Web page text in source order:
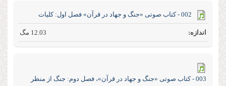
002 - کتاب صوتی «جنگ و جهاد در قرآن» فصل اول: کلیات
12.03 مگ
003 - کتاب صوتی «جنگ و جهاد در قرآن»، فصل دوم: جنگ از منظر